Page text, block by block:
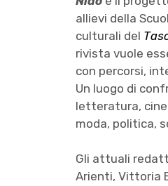
allievi della
culturali del
rivista vuole
con percorsi,
Un luogo di
letteratura,
moda, politica,
Gli attuali
Arienti, Vittoria